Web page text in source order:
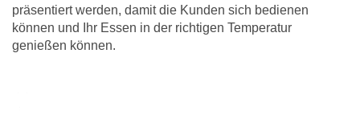
präsentiert werden, damit die Kunden sich bedienen
können und Ihr Essen in der richtigen Temperatur
genießen können.